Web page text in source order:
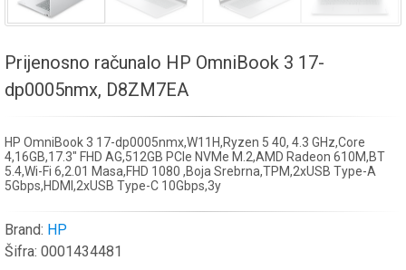
Prijenosno računalo HP OmniBook 3 17-
dp0005nmx, D8ZM7EA
HP OmniBook 3 17-dp0005nmx,W11H,Ryzen 5 40, 4.3 GHz,Core
4,16GB,17.3" FHD AG,512GB PCIe NVMe M.2,AMD Radeon 610M,BT
5.4,Wi-Fi 6,2.01 Masa,FHD 1080 ,Boja Srebrna,TPM,2xUSB Type-A
5Gbps,HDMI,2xUSB Type-C 10Gbps,3y
Brand: HP
Šifra: 0001434481